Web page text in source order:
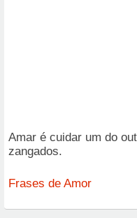
Amar é cuidar um do
zangados.
Frases de Amor